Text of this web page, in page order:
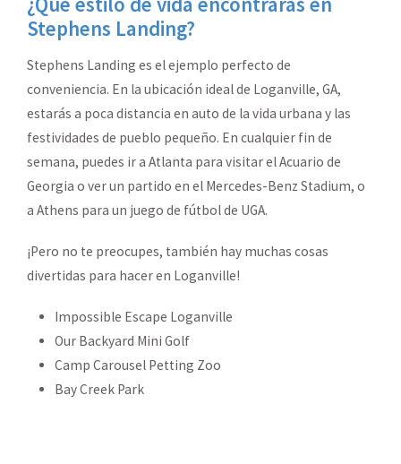
Stephens Landing?
Stephens Landing es el ejemplo perfecto de
conveniencia. En la ubicación ideal de Loganville, GA,
estarás a poca distancia en auto de la vida urbana y las
festividades de pueblo pequeño. En cualquier fin de
semana, puedes ir a Atlanta para visitar el Acuario de
Georgia o ver un partido en el Mercedes-Benz Stadium, o
a Athens para un juego de fútbol de UGA.
¡Pero no te preocupes, también hay muchas cosas
divertidas para hacer en Loganville!
Impossible Escape Loganville
Our Backyard Mini Golf
Camp Carousel Petting Zoo
Bay Creek Park